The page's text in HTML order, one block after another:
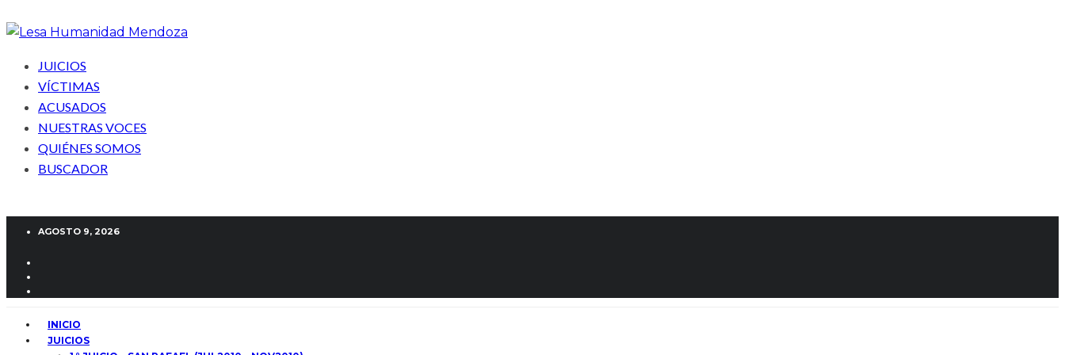
JUICIOS
VÍCTIMAS
ACUSADOS
NUESTRAS VOCES
QUIÉNES SOMOS
BUSCADOR
AGOSTO 9, 2026
INICIO
JUICIOS